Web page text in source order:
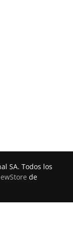
SA. Todos los
de